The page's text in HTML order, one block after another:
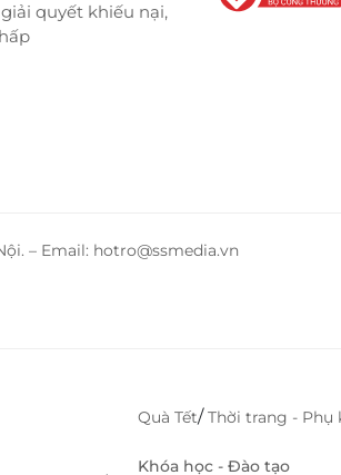
quyết khiếu nại,
– Email: hotro@ssmedia.vn
Quà Tết/Thời trang - Phụ
Khóa học - Đào tạo